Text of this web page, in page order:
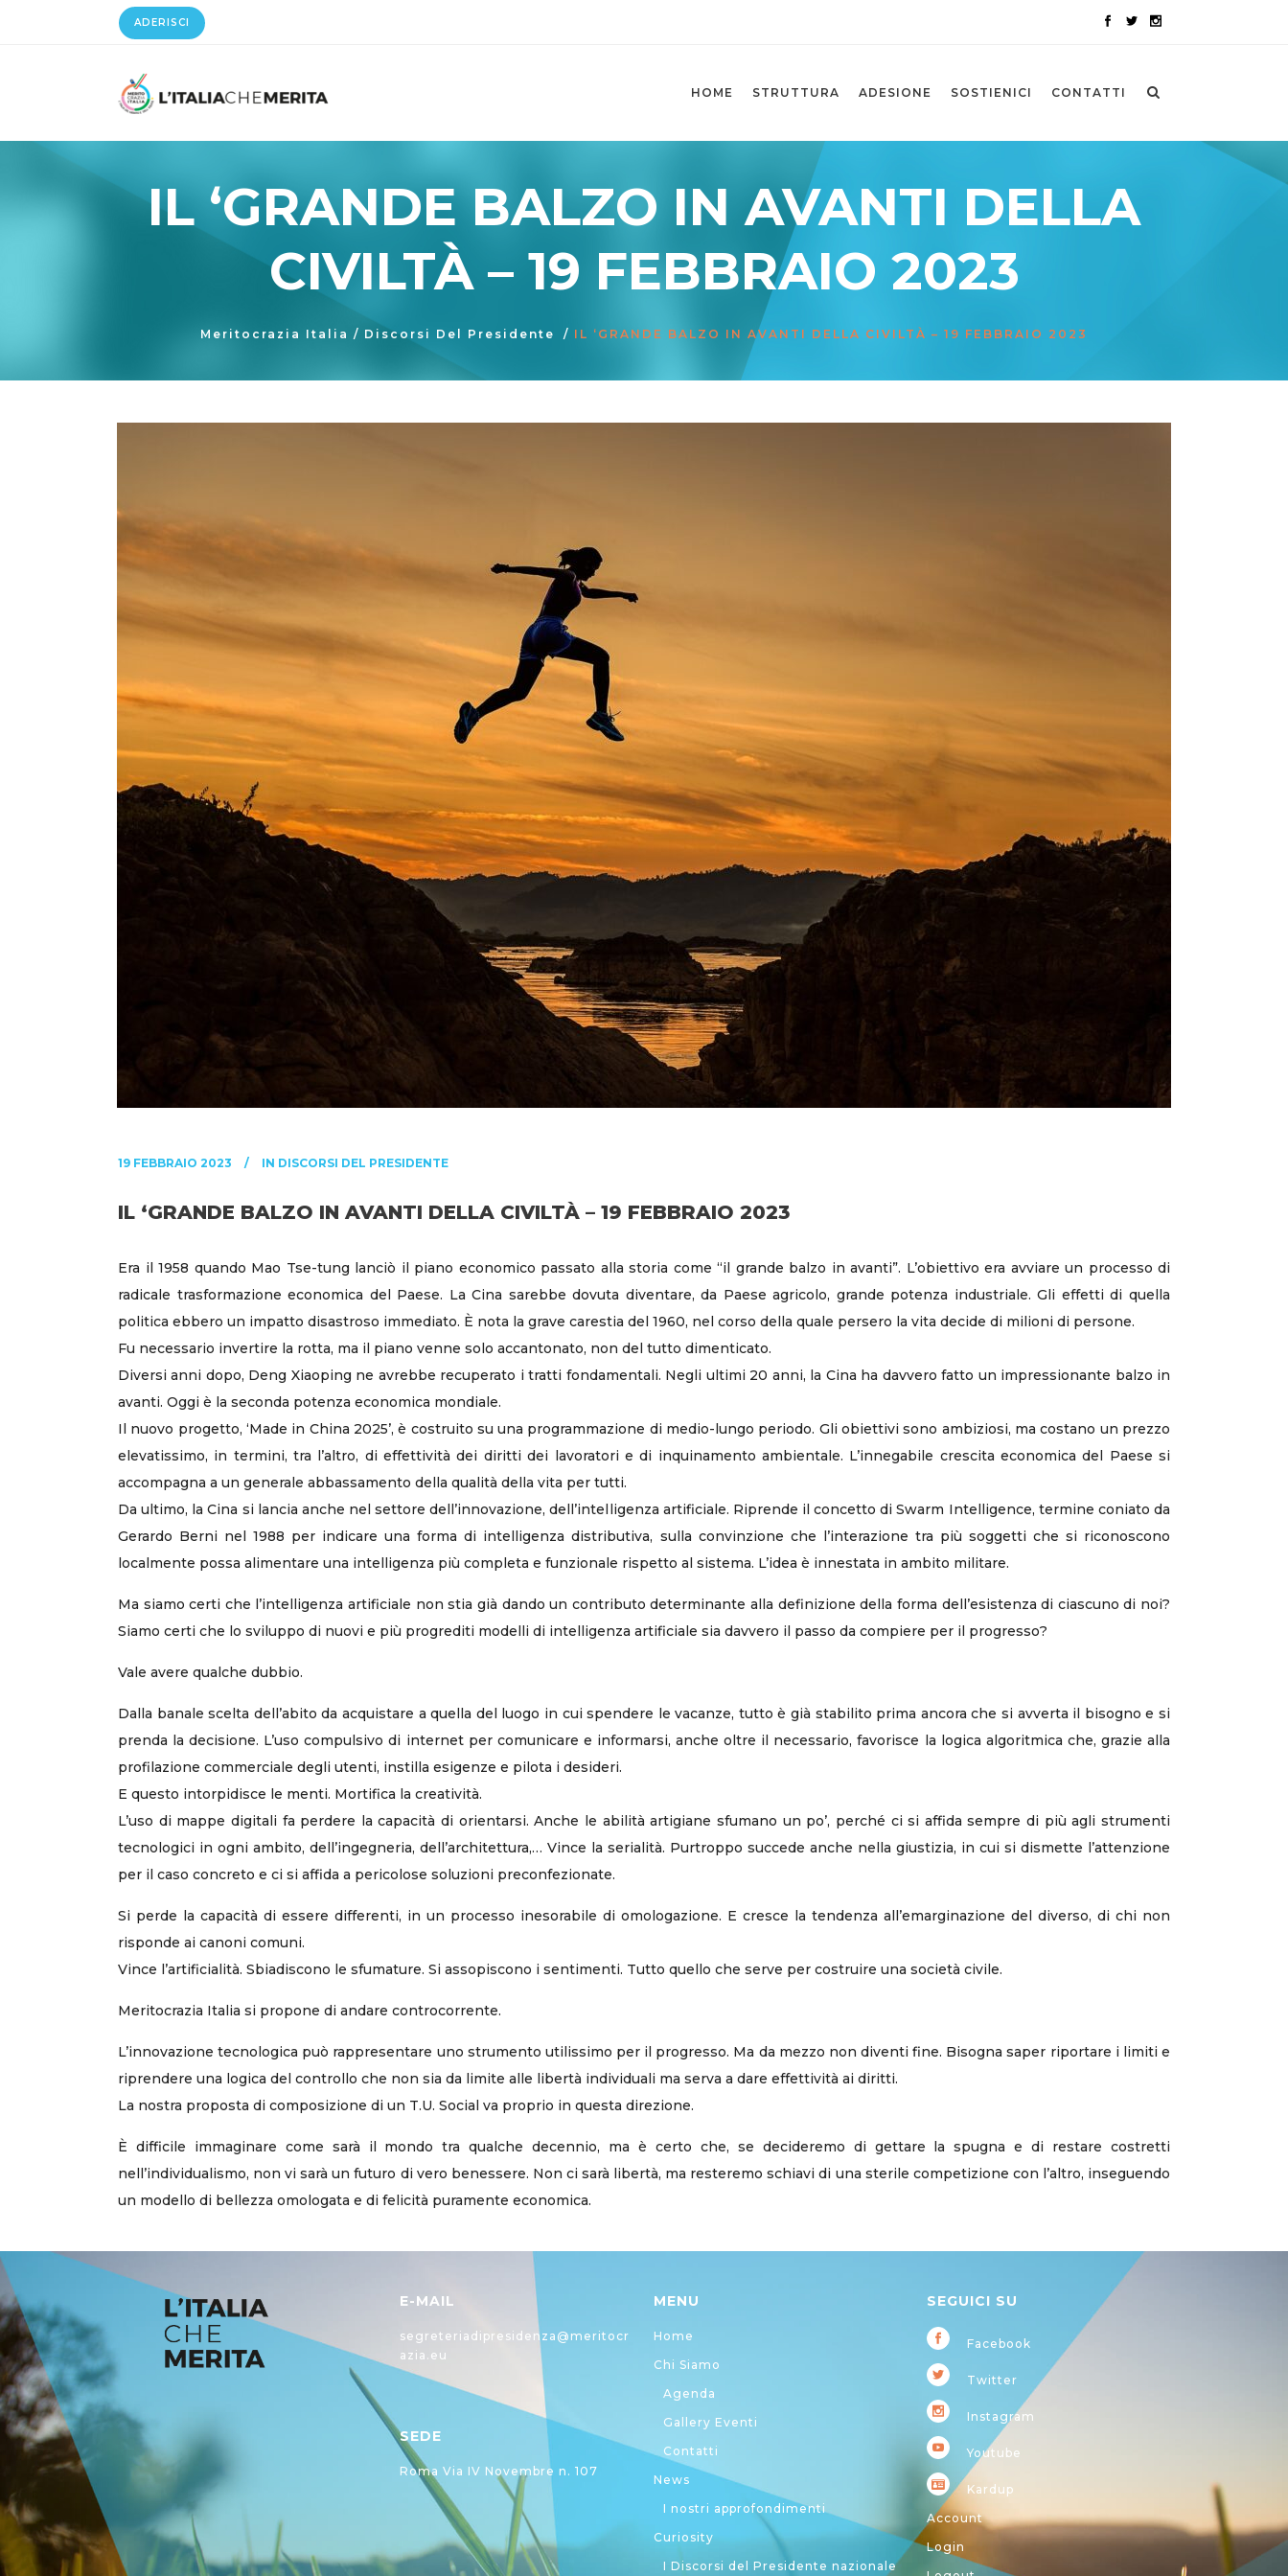
ADERISCI
HOME STRUTTURA ADESIONE SOSTIENICI CONTATTI
IL ‘GRANDE BALZO IN AVANTI DELLA
CIVILTÀ – 19 FEBBRAIO 2023
Meritocrazia Italia / Discorsi Del Presidente / IL ‘GRANDE BALZO IN AVANTI DELLA CIVILTÀ – 19 FEBBRAIO 2023
19 FEBBRAIO 2023 IN DISCORSI DEL PRESIDENTE
IL ‘GRANDE BALZO IN AVANTI DELLA CIVILTÀ – 19 FEBBRAIO 2023
Era il 1958 quando Mao Tse-tung lanciò il piano economico passato alla storia come “il grande balzo in avanti”. L’obiettivo era avviare un processo di
radicale trasformazione economica del Paese. La Cina sarebbe dovuta diventare, da Paese agricolo, grande potenza industriale. Gli effetti di quella
politica ebbero un impatto disastroso immediato. È nota la grave carestia del 1960, nel corso della quale persero la vita decide di milioni di persone.
Fu necessario invertire la rotta, ma il piano venne solo accantonato, non del tutto dimenticato.
Diversi anni dopo, Deng Xiaoping ne avrebbe recuperato i tratti fondamentali. Negli ultimi 20 anni, la Cina ha davvero fatto un impressionante balzo in
avanti. Oggi è la seconda potenza economica mondiale.
Il nuovo progetto, ‘Made in China 2025’, è costruito su una programmazione di medio-lungo periodo. Gli obiettivi sono ambiziosi, ma costano un prezzo
elevatissimo, in termini, tra l’altro, di effettività dei diritti dei lavoratori e di inquinamento ambientale. L’innegabile crescita economica del Paese si
accompagna a un generale abbassamento della qualità della vita per tutti.
Da ultimo, la Cina si lancia anche nel settore dell’innovazione, dell’intelligenza artificiale. Riprende il concetto di Swarm Intelligence, termine coniato da
Gerardo Berni nel 1988 per indicare una forma di intelligenza distributiva, sulla convinzione che l’interazione tra più soggetti che si riconoscono
localmente possa alimentare una intelligenza più completa e funzionale rispetto al sistema. L’idea è innestata in ambito militare.
Ma siamo certi che l’intelligenza artificiale non stia già dando un contributo determinante alla definizione della forma dell’esistenza di ciascuno di noi?
Siamo certi che lo sviluppo di nuovi e più progrediti modelli di intelligenza artificiale sia davvero il passo da compiere per il progresso?
Vale avere qualche dubbio.
Dalla banale scelta dell’abito da acquistare a quella del luogo in cui spendere le vacanze, tutto è già stabilito prima ancora che si avverta il bisogno e si
prenda la decisione. L’uso compulsivo di internet per comunicare e informarsi, anche oltre il necessario, favorisce la logica algoritmica che, grazie alla
profilazione commerciale degli utenti, instilla esigenze e pilota i desideri.
E questo intorpidisce le menti. Mortifica la creatività.
L’uso di mappe digitali fa perdere la capacità di orientarsi. Anche le abilità artigiane sfumano un po’, perché ci si affida sempre di più agli strumenti
tecnologici in ogni ambito, dell’ingegneria, dell’architettura,… Vince la serialità. Purtroppo succede anche nella giustizia, in cui si dismette l’attenzione
per il caso concreto e ci si affida a pericolose soluzioni preconfezionate.
Si perde la capacità di essere differenti, in un processo inesorabile di omologazione. E cresce la tendenza all’emarginazione del diverso, di chi non
risponde ai canoni comuni.
Vince l’artificialità. Sbiadiscono le sfumature. Si assopiscono i sentimenti. Tutto quello che serve per costruire una società civile.
Meritocrazia Italia si propone di andare controcorrente.
L’innovazione tecnologica può rappresentare uno strumento utilissimo per il progresso. Ma da mezzo non diventi fine. Bisogna saper riportare i limiti e
riprendere una logica del controllo che non sia da limite alle libertà individuali ma serva a dare effettività ai diritti.
La nostra proposta di composizione di un T.U. Social va proprio in questa direzione.
È difficile immaginare come sarà il mondo tra qualche decennio, ma è certo che, se decideremo di gettare la spugna e di restare costretti
nell’individualismo, non vi sarà un futuro di vero benessere. Non ci sarà libertà, ma resteremo schiavi di una sterile competizione con l’altro, inseguendo
un modello di bellezza omologata e di felicità puramente economica.
E-MAIL
segreteriadipresidenza@meritocr
azia.eu
SEDE
Roma Via IV Novembre n. 107
MENU
Home
Chi Siamo
Agenda
Gallery Eventi
Contatti
News
I nostri approfondimenti
Curiosity
I Discorsi del Presidente nazionale
SEGUICI SU
Facebook
Twitter
Instagram
Youtube
Kardup
Account
Login